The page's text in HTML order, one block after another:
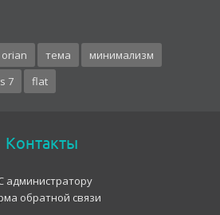
orian тема
минимализм
7 flat
Контакты
администратору
обратной связи